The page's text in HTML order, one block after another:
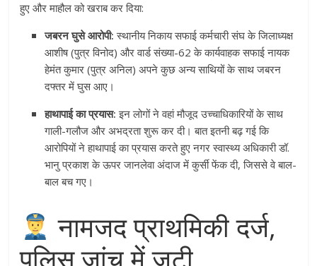
हुए और माहौल को खराब कर दिया:
जबरन घुसे आरोपी: स्थानीय निकाय सफाई कर्मचारी संघ के जिलाध्यक्ष
आशीष (पुत्र विनोद) और वार्ड संख्या-62 के कार्यवाहक सफाई नायक
हेमंत कुमार (पुत्र अनिल) अपने कुछ अन्य साथियों के साथ जबरन
दफ्तर में घुस आए।
हाथापाई का प्रयास: इन लोगों ने वहां मौजूद उच्चाधिकारियों के साथ
गाली-गलौज और अभद्रता शुरू कर दी। बात इतनी बढ़ गई कि
आरोपियों ने हाथापाई का प्रयास करते हुए नगर स्वास्थ्य अधिकारी डॉ.
भानु प्रकाश के ऊपर जानलेवा अंदाज में कुर्सी फेंक दी, जिससे वे बाल-
बाल बच गए।
नामजद प्राथमिकी दर्ज,
पुलिस जांच में जुटी